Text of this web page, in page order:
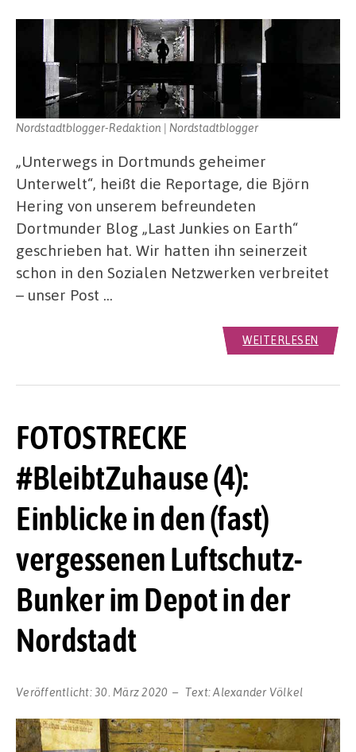
Nordstadtblogger-Redaktion | Nordstadtblogger
„Unterwegs in Dortmunds geheimer
Unterwelt“, heißt die Reportage, die Björn
Hering von unserem befreundeten
Dortmunder Blog „Last Junkies on Earth“
geschrieben hat. Wir hatten ihn seinerzeit
schon in den Sozialen Netzwerken verbreitet
– unser Post …
WEITERLESEN
FOTOSTRECKE
#BleibtZuhause (4):
Einblicke in den (fast)
vergessenen Luftschutz-
Bunker im Depot in der
Nordstadt
Veröffentlicht:30. März 2020 Text:Alexander Völkel